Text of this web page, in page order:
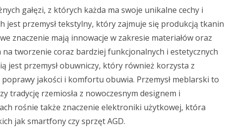
gałęzi, z których każda ma swoje unikalne cechy i
jest przemysł tekstylny, który zajmuje się produkcją tkanin
znaczenie mają innowacje w zakresie materiałów oraz
tworzenie coraz bardziej funkcjonalnych i estetycznych
jest przemysł obuwniczy, który również korzysta z
jakości i komfortu obuwia. Przemysł meblarski to
tradycję rzemiosła z nowoczesnym designem i
rośnie także znaczenie elektroniki użytkowej, która
jak smartfony czy sprzęt AGD.